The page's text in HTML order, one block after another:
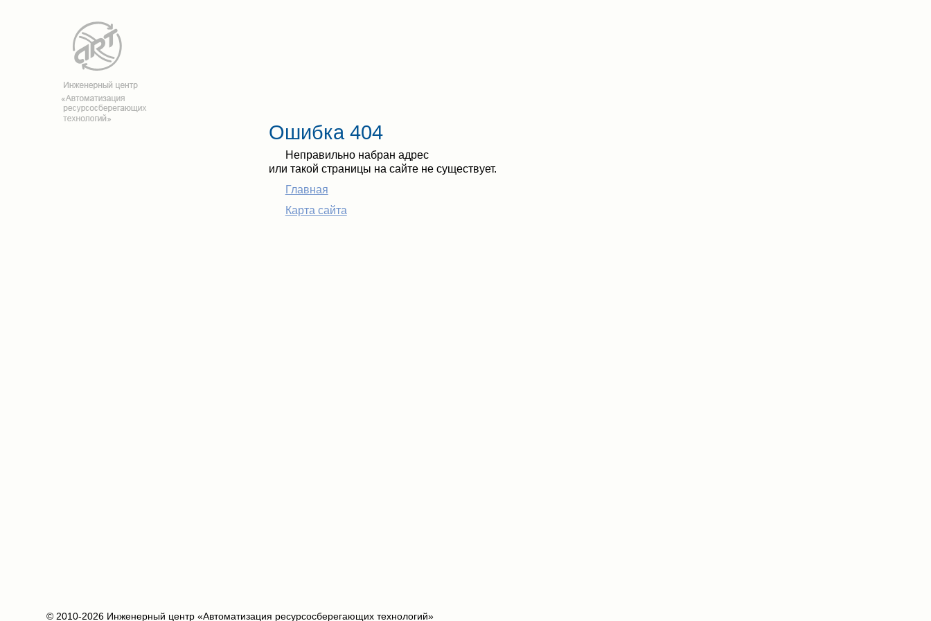
Ошибка 404
Неправильно набран адрес
или такой страницы на сайте не существует.
Главная
Карта сайта
© 2010-2026 Инженерный центр «Автоматизация ресурсосберегающих технологий»